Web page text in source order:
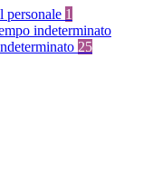
personale 1
indeterminato
25